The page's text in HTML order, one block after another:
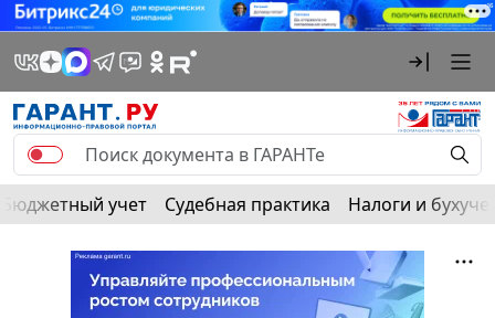
Бюджетный учет Судебная практика Налоги и